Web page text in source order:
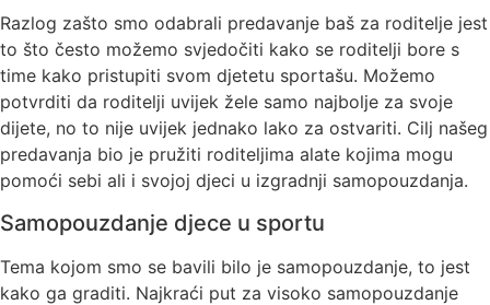
Razlog zašto smo odabrali predavanje baš za roditelje jest
to što često možemo svjedočiti kako se roditelji bore s
time kako pristupiti svom djetetu sportašu. Možemo
potvrditi da roditelji uvijek žele samo najbolje za svoje
dijete, no to nije uvijek jednako lako za ostvariti. Cilj našeg
predavanja bio je pružiti roditeljima alate kojima mogu
pomoći sebi ali i svojoj djeci u izgradnji samopouzdanja.
Samopouzdanje djece u sportu
Tema kojom smo se bavili bilo je samopouzdanje, to jest
kako ga graditi. Najkraći put za visoko samopouzdanje